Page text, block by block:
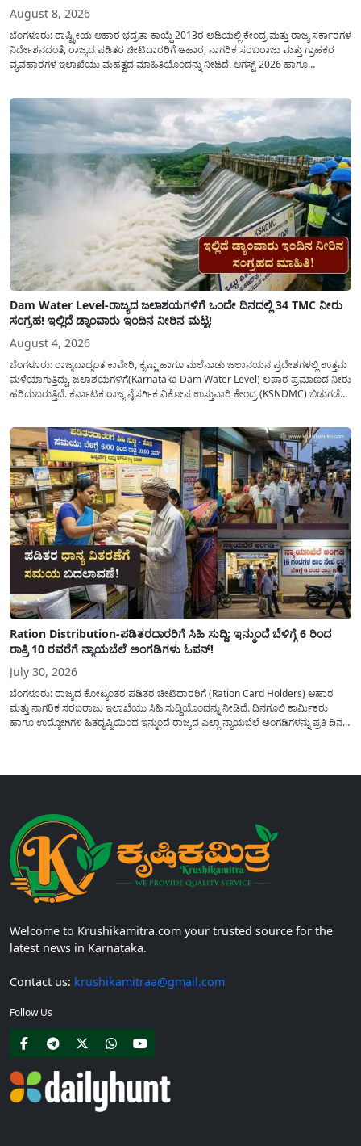
August 8, 2026
ಬೆಂಗಳೂರು: ರಾಷ್ಟ್ರೀಯ ಆಹಾರ ಭದ್ರತಾ ಕಾಯ್ದೆ 2013ರ ಅಡಿಯಲ್ಲಿ ಕೇಂದ್ರ ಮತ್ತು ರಾಜ್ಯ ಸರ್ಕಾರಗಳ
ನಿರ್ದೇಶನದಂತೆ, ರಾಜ್ಯದ ಪಡಿತರ ಚೀಟಿದಾರರಿಗೆ ಆಹಾರ, ನಾಗರಿಕ ಸರಬರಾಜು ಮತ್ತು ಗ್ರಾಹಕರ
ವ್ಯವಹಾರಗಳ ಇಲಾಖೆಯು ಮಹತ್ವದ ಮಾಹಿತಿಯೊಂದನ್ನು ನೀಡಿದೆ. ಆಗಸ್ಟ್-2026 ಹಾಗೂ
Dam Water Level-ರಾಜ್ಯದ ಜಲಾಶಯಗಳಿಗೆ ಒಂದೇ ದಿನದಲ್ಲಿ 34 TMC ನೀರು
ಸಂಗ್ರಹ! ಇಲ್ಲಿದೆ ಡ್ಯಾಂವಾರು ಇಂದಿನ ನೀರಿನ ಮಟ್ಟ!
August 4, 2026
ಬೆಂಗಳೂರು: ರಾಜ್ಯದಾದ್ಯಂತ ಕಾವೇರಿ, ಕೃಷ್ಣಾ ಹಾಗೂ ಮಲೆನಾಡು ಜಲಾನಯನ ಪ್ರದೇಶಗಳಲ್ಲಿ ಉತ್ತಮ
ಮಳೆಯಾಗುತ್ತಿದ್ದು, ಜಲಾಶಯಗಳಿಗೆ(Karnataka Dam Water Level) ಅಪಾರ ಪ್ರಮಾಣದ ನೀರು
ಹರಿದುಬರುತ್ತಿದೆ. ಕರ್ನಾಟಕ ರಾಜ್ಯ ನೈಸರ್ಗಿಕ ವಿಕೋಪ ಉಸ್ತುವಾರಿ ಕೇಂದ್ರ (KSNDMC) ಬಿಡುಗಡೆ
Ration Distribution-ಪಡಿತರದಾರರಿಗೆ ಸಿಹಿ ಸುದ್ದಿ: ಇನ್ಮುಂದೆ ಬೆಳಿಗ್ಗೆ 6 ರಿಂದ
ರಾತ್ರಿ 10 ರವರೆಗೆ ನ್ಯಾಯಬೆಲೆ ಅಂಗಡಿಗಳು ಓಪನ್!
July 30, 2026
ಬೆಂಗಳೂರು: ರಾಜ್ಯದ ಕೋಟ್ಯಂತರ ಪಡಿತರ ಚೀಟಿದಾರರಿಗೆ (Ration Card Holders) ಆಹಾರ
ಮತ್ತು ನಾಗರಿಕ ಸರಬರಾಜು ಇಲಾಖೆಯು ಸಿಹಿ ಸುದ್ದಿಯೊಂದನ್ನು ನೀಡಿದೆ. ದಿನಗೂಲಿ ಕಾರ್ಮಿಕರು
ಹಾಗೂ ಉದ್ಯೋಗಿಗಳ ಹಿತದೃಷ್ಟಿಯಿಂದ ಇನ್ಮುಂದೆ ರಾಜ್ಯದ ಎಲ್ಲಾ ನ್ಯಾಯಬೆಲೆ ಅಂಗಡಿಗಳನ್ನು ಪ್ರತಿ ದಿನ
Welcome to Krushikamitra.com your trusted source for the
latest news in Karnataka.
Contact us: krushikamitraa@gmail.com
Follow Us